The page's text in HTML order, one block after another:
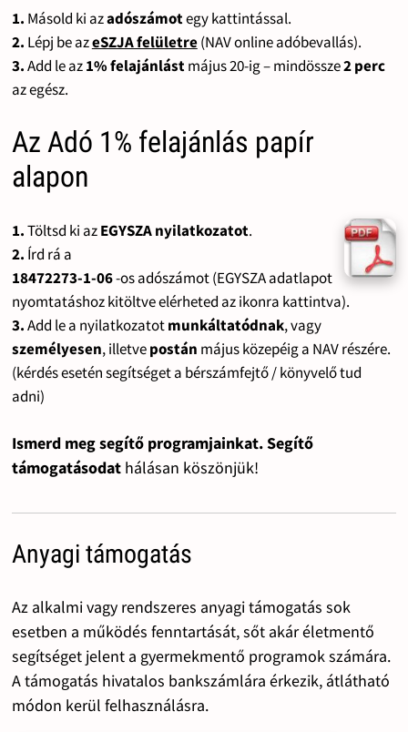
1. Másold ki azadószámotegy kattintással.
2. Lépj be azeSZJA felületre(NAV online adóbevallás).
3.Add le az1% felajánlástmájus 20-ig – mindössze2 perc
az egész.
Az Adó 1% felajánlás papír
alapon
1.Töltsd ki azEGYSZA nyilatkozatot.
2. Írd rá a
18472273-1-06-os adószámot (EGYSZA adatlapot
nyomtatáshoz kitöltve elérheted az ikonra kattintva).
3.Add le a nyilatkozatotmunkáltatódnak, vagy
személyesen, illetvepostán május közepéig a NAV részére.
(kérdés esetén segítséget a bérszámfejtő / könyvelő tud
adni)
Ismerd meg segítő programjainkat. Segítő
támogatásodat hálásan köszönjük!
Anyagi támogatás
Az alkalmi vagy rendszeres anyagi támogatás sok
esetben a működés fenntartását, sőt akár életmentő
segítséget jelent a gyermekmentő programok számára.
A támogatás hivatalos bankszámlára érkezik, átlátható
módon kerül felhasználásra.